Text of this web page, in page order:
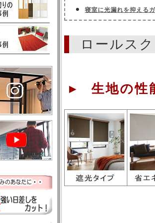
寝室に光漏れを抑える
ロールス
▸ 生地の性